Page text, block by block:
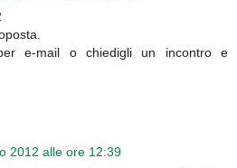
e-mail o chiedigli un incontro e
2012 alle ore 12:39